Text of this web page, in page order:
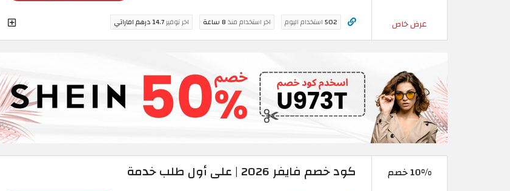
عرض خاص 502استخدام اليوم اخر استخدام منذ8 ساعة اخر توفير14.7 درهم اماراتي
10% خصم كود خصم فايفر 2026 | على أول طلب خدمة